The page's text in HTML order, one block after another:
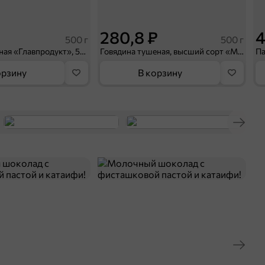
500 г
Свинина тушеная «Главпродукт», 500 г
280,8 ₽ 500 г
Говядина тушеная, высший сорт «Мясные ряды», 500 г
В корзину